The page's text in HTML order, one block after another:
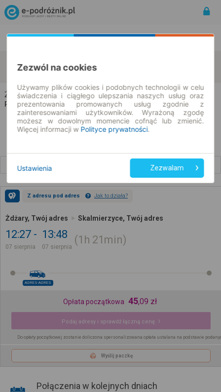
07.08.2026 | -- : --
Żdżary → Skalmierzyce
Rozkład jazdy i bilety
Z adresu pod adres Jak to działa?
Żdżary, Twój adres Skalmierzyce, Twój adres
12:27
07 sierpnia
13:48
07 sierpnia
1h 21min
ADRES-ADRES
Opłata początkowa 45,09 zł
Podaj adresy i sprawdź łączną cenę
Do opłaty początkowej zostanie doliczona spersonalizowana opłata ustalana na podstawie
Wyślij paczkę
Połączenia w kolejnych dniach
Zezwól na cookies
Używamy plików cookies i podobnych technologii w celu
świadczenia i ciągłego ulepszania naszych usług oraz
prezentowania promowanych usług zgodnie z
zainteresowaniami użytkowników. Wyrażoną zgodę
możesz w dowolnym momencie cofnąć lub zmienić.
Więcej informacji w Polityce prywatności.
Ustawienia Zezwalam